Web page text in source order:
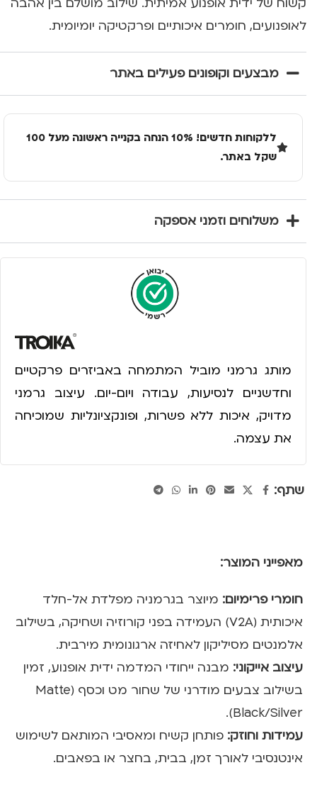
לאופנועים, חומרים איכותיים ופרקטיקה יומיומית.
מבצעים וקופונים פעילים באתר
ללקוחות חדשים! 10% הנחה בקנייה ראשונה מעל 100
שקל באתר.
משלוחים וזמני אספקה
מותג גרמני מוביל המתמחה באביזרים פרקטיים
וחדשניים לנסיעות, עבודה ויום-יום. עיצוב גרמני
מדויק, איכות ללא פשרות, ופונקציונליות שמוכיחה
את עצמה.
שתף:
מאפייני המוצר:
חומרי פרימיום: מיוצר בגרמניה מפלדת אל-חלד
איכותית (V2A) העמידה בפני קורוזיה ושחיקה, בשילוב
אלמנטים מסיליקון לאחיזה ארגונומית מירבית.
עיצוב אייקוני: מבנה ייחודי המדמה ידית אופנוע, זמין
בשילוב צבעים מודרני של שחור מט וכסף (Matte
Black/Silver).
עמידות וחוזק: פותחן קשיח ומאסיבי המותאם לשימוש
אינטנסיבי לאורך זמן, בבית, בחצר או בפאבים.